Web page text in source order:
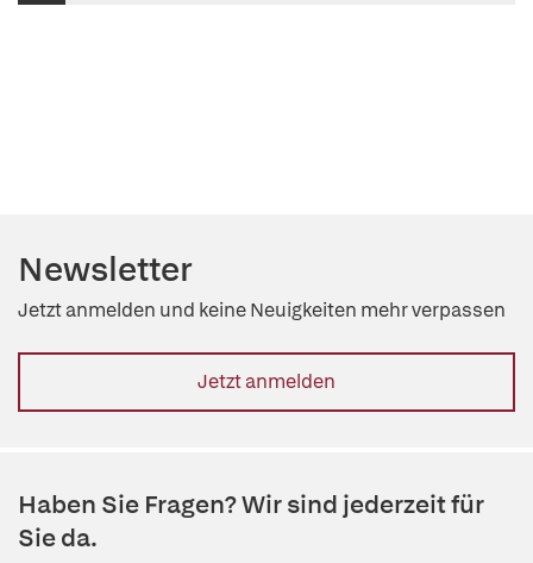
Newsletter
Jetzt anmelden und keine Neuigkeiten mehr verpassen
Jetzt anmelden
Haben Sie Fragen? Wir sind jederzeit für
Sie da.